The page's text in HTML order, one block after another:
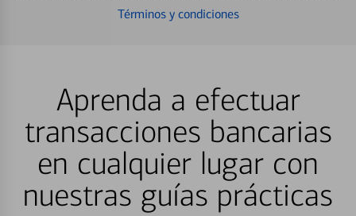
Términos y condiciones
Aprenda a efectuar
transacciones bancarias
en cualquier lugar con
nuestras guías prácticas